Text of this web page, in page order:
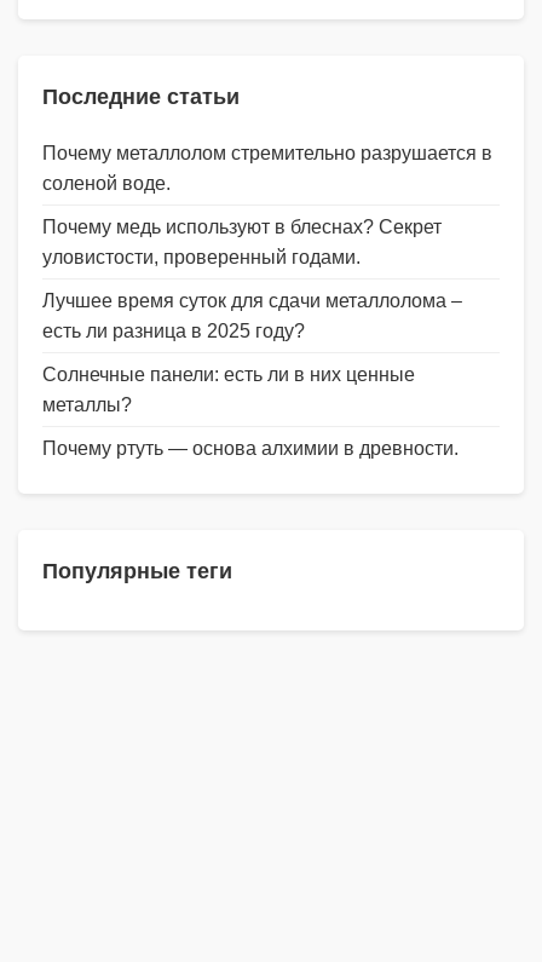
Последние статьи
Почему металлолом стремительно разрушается в
соленой воде.
Почему медь используют в блеснах? Секрет
уловистости, проверенный годами.
Лучшее время суток для сдачи металлолома –
есть ли разница в 2025 году?
Солнечные панели: есть ли в них ценные
металлы?
Почему ртуть — основа алхимии в древности.
Популярные теги